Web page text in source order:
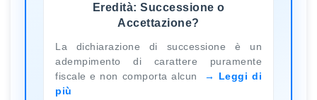
Eredità: Successione o
Accettazione?
La dichiarazione di successione è un
adempimento di carattere puramente
fiscale e non comporta alcun
Leggi di
più